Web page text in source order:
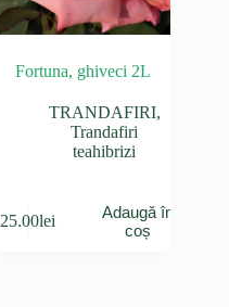
Fortuna, ghiveci 2L
TRANDAFIRI,
Trandafiri
teahibrizi
25.00lei
Adaugă în
coș